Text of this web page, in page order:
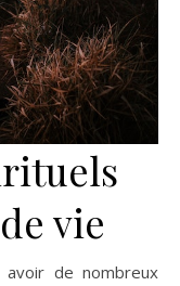
vie
de nombreux